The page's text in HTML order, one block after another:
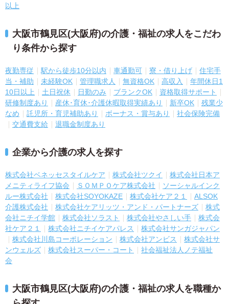
以上
大阪市鶴見区(大阪府)の介護・福祉の求人をこだわ
り条件から探す
夜勤専従 駅から徒歩10分以内 車通勤可 寮・借り上げ
住宅手
当・補助
未経験OK 管理職求人 無資格OK 高収入
年間休日1
10日以上
土日祝休 日勤のみ ブランクOK
資格取得サポート
研修制度あり
産休･育休･介護休暇取得実績あり 新卒OK
残業少
なめ
託児所・育児補助あり ボーナス・賞与あり
社会保険完備
交通費支給
退職金制度あり
企業から介護の求人を探す
株式会社ベネッセスタイルケア 株式会社ツクイ
株式会社日本ア
メニティライフ協会
ＳＯＭＰＯケア株式会社
ソーシャルインク
ルー株式会社
株式会社SOYOKAZE 株式会社ケア２１
ALSOK
介護株式会社
株式会社ケアリッツ・アンド・パートナーズ
株式
会社ニチイ学館
株式会社ソラスト 株式会社やさしい手
株式会
社ケア２１
株式会社ニチイケアパレス
株式会社サンガジャパン
株式会社川島コーポレーション
株式会社アンビス
株式会社サ
ンウェルズ
株式会社スーパー・コート
社会福祉法人ノテ福祉
会
大阪市鶴見区(大阪府)の介護・福祉の求人を職種か